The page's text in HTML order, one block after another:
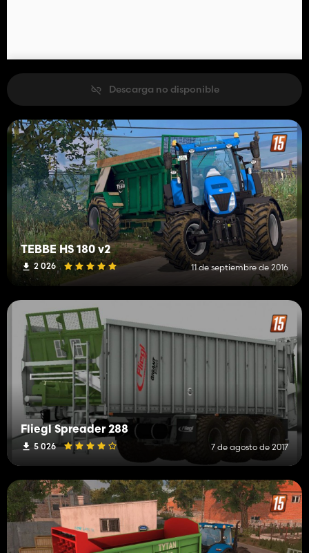
Descarga no disponible
TEBBE HS 180 v2
2 026 11 de septiembre de 2016
Fliegl Spreader 288
5 026 7 de agosto de 2017